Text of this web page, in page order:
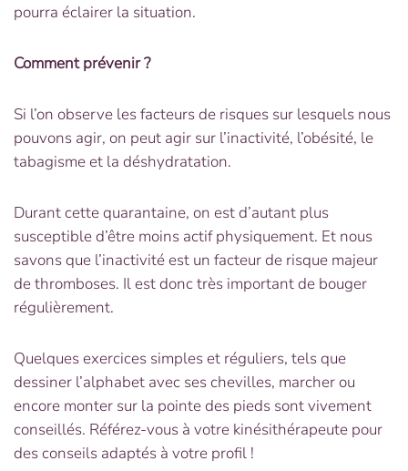
pourra éclairer la situation.
Comment prévenir ?
Si l’on observe les facteurs de risques sur lesquels nous
pouvons agir, on peut agir sur l’inactivité, l’obésité, le
tabagisme et la déshydratation.
Durant cette quarantaine, on est d’autant plus
susceptible d’être moins actif physiquement. Et nous
savons que l’inactivité est un facteur de risque majeur
de thromboses. Il est donc très important de bouger
régulièrement.
Quelques exercices simples et réguliers, tels que
dessiner l’alphabet avec ses chevilles, marcher ou
encore monter sur la pointe des pieds sont vivement
conseillés. Référez-vous à votre kinésithérapeute pour
des conseils adaptés à votre profil !